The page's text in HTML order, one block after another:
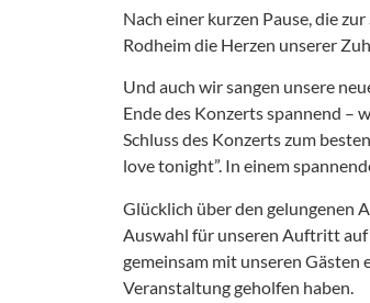
Nach einer kurzen Pause, die
Rodheim die Herzen unserer
Und auch wir sangen unsere
Ende des Konzerts spannend –
Schluss des Konzerts zum
love tonight”. In einem
Glücklich über den gelungenen
Auswahl für unseren Auftritt auf
gemeinsam mit unseren Gästen
Veranstaltung geholfen haben.